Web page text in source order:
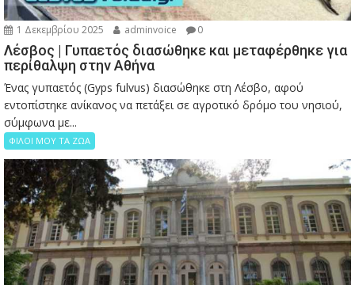
1 Δεκεμβρίου 2025 adminvoice 0
Λέσβος | Γυπαετός διασώθηκε και μεταφέρθηκε για
περίθαλψη στην Αθήνα
Ένας γυπαετός (Gyps fulvus) διασώθηκε στη Λέσβο, αφού
εντοπίστηκε ανίκανος να πετάξει σε αγροτικό δρόμο του νησιού,
σύμφωνα με...
ΦΙΛΟΙ ΜΟΥ ΤΑ ΖΩΑ